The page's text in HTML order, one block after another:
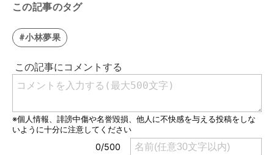
この記事のタグ
#小林夢果